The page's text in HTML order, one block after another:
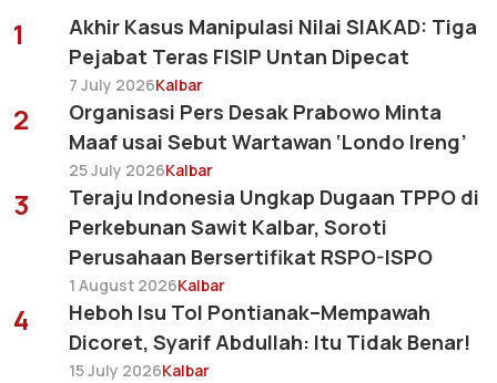
1
Akhir Kasus Manipulasi Nilai SIAKAD: Tiga
Pejabat Teras FISIP Untan Dipecat
7 July 2026Kalbar
2
Organisasi Pers Desak Prabowo Minta
Maaf usai Sebut Wartawan ‘Londo Ireng’
25 July 2026Kalbar
3
Teraju Indonesia Ungkap Dugaan TPPO di
Perkebunan Sawit Kalbar, Soroti
Perusahaan Bersertifikat RSPO-ISPO
1 August 2026Kalbar
4
Heboh Isu Tol Pontianak–Mempawah
Dicoret, Syarif Abdullah: Itu Tidak Benar!
15 July 2026Kalbar